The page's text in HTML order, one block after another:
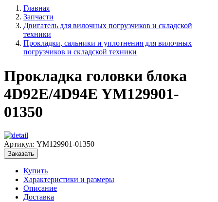
Главная
Запчасти
Двигатель для вилочных погрузчиков и складской
техники
Прокладки, сальники и уплотнения для вилочных
погрузчиков и складской техники
Прокладка головки блока
4D92E/4D94E YM129901-
01350
Артикул: YM129901-01350
Заказать
Купить
Характеристики и размеры
Описание
Доставка